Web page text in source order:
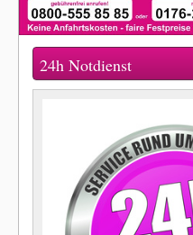
24h Notdienst